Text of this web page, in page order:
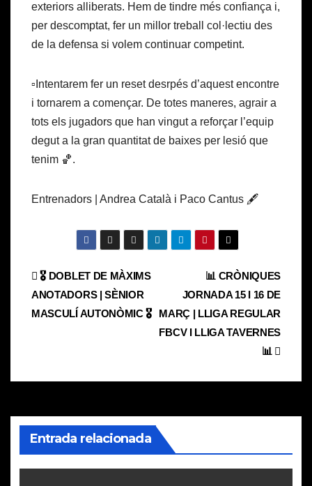
exteriors alliberats. Hem de tindre més confiança i,
per descomptat, fer un millor treball col·lectiu des
de la defensa si volem continuar competint.
▫️Intentarem fer un reset desrpés d’aquest encontre
i tornarem a començar. De totes maneres, agrair a
tots els jugadors que han vingut a reforçar l’equip
degut a la gran quantitat de baixes per lesió que
tenim 🏀.
Entrenadors | Andrea Català i Paco Cantus 🖋️
Navegación
de
📊 CRÒNIQUES
JORNADA 15 I 16 DE
MARÇ | LLIGA REGULAR
FBCV I LLIGA TAVERNES
📊
🎖️ DOBLET DE MÀXIMS
ANOTADORS | SÈNIOR
MASCULÍ AUTONÒMIC 🎖️
Entrada relacionada